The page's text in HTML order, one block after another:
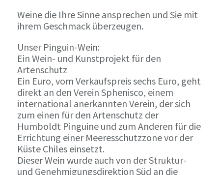
Weine die Ihre Sinne ansprechen und Sie mit
ihrem Geschmack überzeugen.
Unser Pinguin-Wein:
Ein Wein- und Kunstprojekt für den
Artenschutz
Ein Euro, vom Verkaufspreis sechs Euro, geht
direkt an den Verein Sphenisco, einem
international anerkannten Verein, der sich
zum einen für den Artenschutz der
Humboldt Pinguine und zum Anderen für die
Errichtung einer Meeresschutzzone vor der
Küste Chiles einsetzt.
Dieser Wein wurde auch von der Struktur-
und Genehmigungsdirektion Süd an die